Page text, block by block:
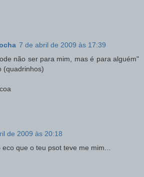
7 de abril de 2009 às 17:39
não ser para mim, mas é para alguém"
(quadrinhos)
de 2009 às 20:18
eco que o teu psot teve me mim...